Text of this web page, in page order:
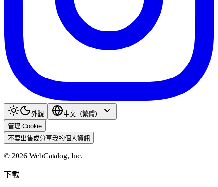
外觀
中文（繁體）
管理 Cookie
不要出售或分享我的個人資訊
© 2026 WebCatalog, Inc.
下載